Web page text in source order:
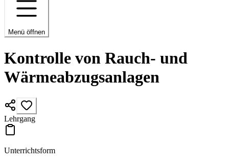
Menü öffnen
Kontrolle von Rauch- und
Wärmeabzugsanlagen
Lehrgang
Unterrichtsform